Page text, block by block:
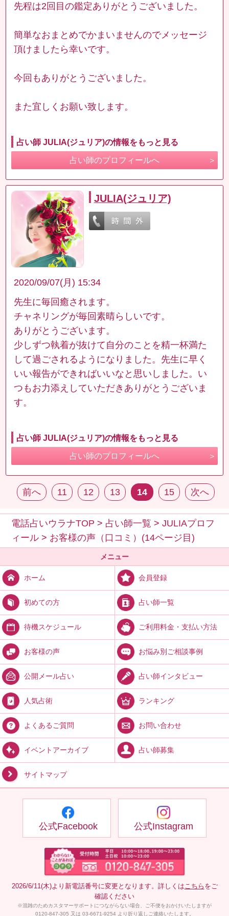
先程は2回目の鑑定ありがとうございました。
簡単なおまとめでかまいませんのでメッセージ
頂けましたら幸いです。
今回もありがとうございました。
また宜しくお願い致します。
占い師 JULIA(ジュリア)の情報をもっと見る
占い師のプロフィールへ
JULIA(ジュリア)
2020/09/07(月) 15:34
先生に毎回癒されます。
チャネリングが毎回素晴らしいです。
ありがとうございます。
少しずつ執着が抜けて自分のことを精一杯満た
して過ごされるようになりました。先生に早く
いい報告ができればいいなと思いしました。い
つもお力添えしていただきありがとうございま
す。
占い師 JULIA(ジュリア)の情報をもっと見る
占い師のプロフィールへ
前へ 11 12 13 14 15 次へ
電話占いウラナTOP > 占い師一覧 >JULIAプロフ
ィール > お客様の声（口コミ）(14ページ目)
メニュー
ホーム 会員登録
初めての方 占い師一覧
待機スケジュール ご利用料金・支払い方法
お客様の声 お悩み別ご相談事例
公開メール占い 占い師インタビュー
人気占術 ランキング
よくあるご質問 お問い合わせ
イベントアーカイブ 占い師募集
サイトマップ
公式Facebook 公式Instagram
2026/6/11(木)より新電話番号に変更となります。詳しくは こちら をご
確認ください
※混雑のためカスタマーサポートにつながらない場合、ご不便をおかけいたしますが
0120-847-305 又は 03-6671-9254 より折り返しご連絡いたします。